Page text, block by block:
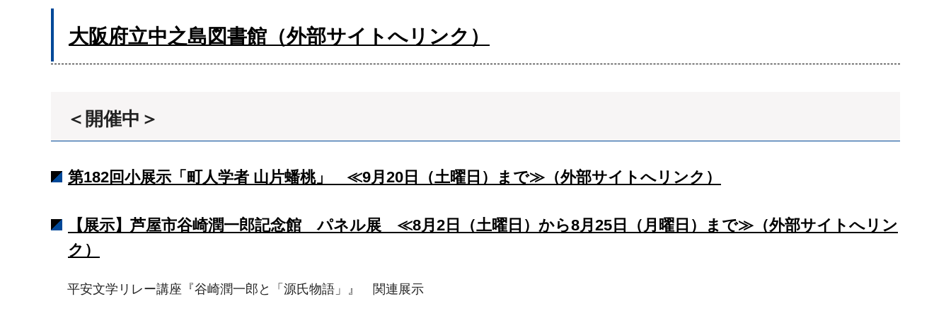
大阪府立中之島図書館（外部サイトへリンク）
＜開催中＞
第182回小展示「町人学者 山片蟠桃」 ≪9月20日（土曜日）まで≫（外部サイトへリンク）
【展示】芦屋市谷崎潤一郎記念館 パネル展 ≪8月2日（土曜日）から8月25日（月曜日）まで≫（外部サイトへリン
ク）
平安文学リレー講座『谷崎潤一郎と「源氏物語」』 関連展示